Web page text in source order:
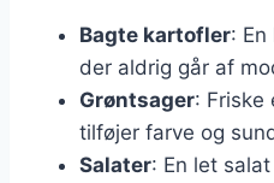
Bagte kartofler:
der aldrig går af
Grøntsager: Friske
tilføjer farve og
Salater: En let